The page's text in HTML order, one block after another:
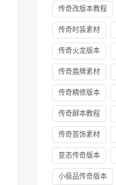
传奇改版本教程
传奇时装素材
传奇火龙版本
传奇盾牌素材
传奇精修版本
传奇脚本教程
传奇首饰素材
变态传奇版本
小极品传奇版本